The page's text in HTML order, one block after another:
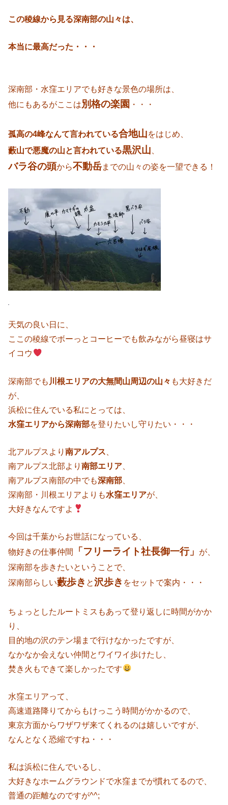
この稜線から見る深南部の山々は、
本当に最高だった・・・
深南部・水窪エリアでも好きな景色の場所は、
他にもあるがここは別格の楽園 ・・・
孤高の4峰なんて言われている合地山をはじめ、
藪山で悪魔の山と言われている黒沢山
バラ谷の頭から不動岳までの山々の姿を一望できる！
天気の良い日に、
ここの稜線でボーっとコーヒーでも飲みながら昼寝はサ
イコウ
深南部でも 川根エリアの大無間山周辺の山々 も大好きだ
が、
浜松に住んでいる私にとっては、
水窪エリアから深南部を登りたいし守りたい・・・
北アルプスより南アルプス
南アルプス北部より南部エリア
南アルプス南部の中でも深南部
深南部・川根エリアよりも水窪エリアが、
大好きなんですよ
今回は千葉からお世話になっている、
物好きの仕事仲間
「フリーライト社長御一行」
が、
深南部を歩きたいということで、
深南部らしい藪歩き と沢歩き をセットで案内・・・
ちょっとしたルートミスもあって登り返しに時間がかか
り、
目的地の沢のテン場まで行けなかったですが、
なかなか会えない仲間とワイワイ歩けたし、
焚き火もできて楽しかったです
水窪エリアって、
高速道路降りてからもけっこう時間がかかるので、
東京方面からワザワザ来てくれるのは嬉しいですが、
なんとなく恐縮ですね・・・
私は浜松に住んでいるし、
大好きなホームグラウンドで水窪までが慣れてるので、
普通の距離なのですが^^;